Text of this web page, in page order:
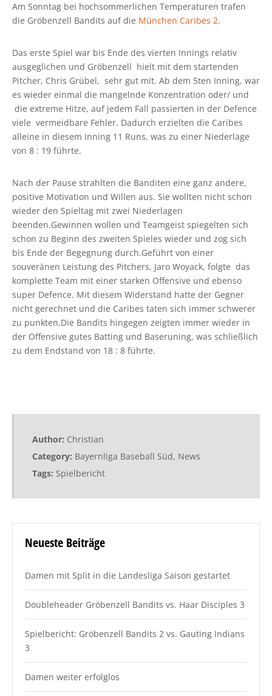
Am Sonntag bei hochsommerlichen Temperaturen trafen
die Gröbenzell Bandits auf die München Caribes 2.
Das erste Spiel war bis Ende des vierten Innings relativ
ausgeglichen und Gröbenzell hielt mit dem startenden
Pitcher, Chris Grübel, sehr gut mit. Ab dem 5ten Inning, war
es wieder einmal die mangelnde Konzentration oder/ und
die extreme Hitze, auf jedem Fall passierten in der Defence
viele vermeidbare Fehler. Dadurch erzielten die Caribes
alleine in diesem Inning 11 Runs, was zu einer Niederlage
von 8 : 19 führte.
Nach der Pause strahlten die Banditen eine ganz andere,
positive Motivation und Willen aus. Sie wollten nicht schon
wieder den Spieltag mit zwei Niederlagen
beenden.Gewinnen wollen und Teamgeist spiegelten sich
schon zu Beginn des zweiten Spieles wieder und zog sich
bis Ende der Begegnung durch.Geführt von einer
souveränen Leistung des Pitchers, Jaro Woyack, folgte das
komplette Team mit einer starken Offensive und ebenso
super Defence. Mit diesem Widerstand hatte der Gegner
nicht gerechnet und die Caribes taten sich immer schwerer
zu punkten.Die Bandits hingegen zeigten immer wieder in
der Offensive gutes Batting und Baseruning, was schließlich
zu dem Endstand von 18 : 8 führte.
Author: Christian
Category: Bayernliga Baseball Süd, News
Tags: Spielbericht
Neueste Beiträge
Damen mit Split in die Landesliga Saison gestartet
Doubleheader Gröbenzell Bandits vs. Haar Disciples 3
Spielbericht: Gröbenzell Bandits 2 vs. Gauting Indians
3
Damen weiter erfolglos